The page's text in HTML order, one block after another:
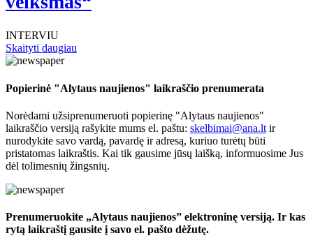
INTERVIU
Skaityti daugiau
Popierinė "Alytaus naujienos" laikraščio prenumerata
Norėdami užsiprenumeruoti popierinę "Alytaus naujienos"
laikraščio versiją rašykite mums el. paštu: skelbimai@ana.lt ir
nurodykite savo vardą, pavardę ir adresą, kuriuo turėtų būti
pristatomas laikraštis. Kai tik gausime jūsų laišką, informuosime Jus
dėl tolimesnių žingsnių.
Prenumeruokite „Alytaus naujienos” elektroninę versiją. Ir kas
rytą laikraštį gausite į savo el. pašto dėžutę.